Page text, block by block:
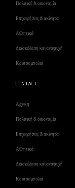
Πολιτική & οικονομία
Επιχειρήσεις & ακίνητα
Αθλητικά
Διασκέδαση και αναψυχή
Κουτσομπολιό
CONTACT
Αρχική
Πολιτική & οικονομία
Επιχειρήσεις & ακίνητα
Αθλητικά
Διασκέδαση και αναψυχή
Κουτσομπολιό